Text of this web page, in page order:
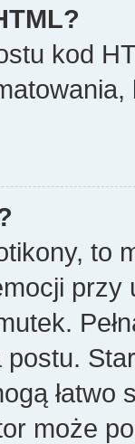
kod
to
postu.
może